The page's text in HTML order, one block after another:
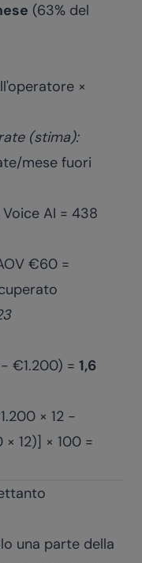
(63% del
×
(stima):
mese fuori
AI = 438
€60 =
€1.200) = 1,6
× 12 -
12)] × 100 =
una parte della